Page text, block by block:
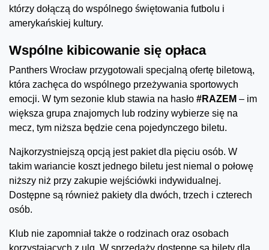
którzy dołączą do wspólnego świętowania futbolu i
amerykańskiej kultury.
Wspólne kibicowanie się opłaca
Panthers Wrocław przygotowali specjalną ofertę biletową,
która zachęca do wspólnego przeżywania sportowych
emocji. W tym sezonie klub stawia na hasło #RAZEM – im
większa grupa znajomych lub rodziny wybierze się na
mecz, tym niższa będzie cena pojedynczego biletu.
Najkorzystniejszą opcją jest pakiet dla pięciu osób. W
takim wariancie koszt jednego biletu jest niemal o połowę
niższy niż przy zakupie wejściówki indywidualnej.
Dostępne są również pakiety dla dwóch, trzech i czterech
osób.
Klub nie zapomniał także o rodzinach oraz osobach
korzystających z ulg. W sprzedaży dostępne są bilety dla